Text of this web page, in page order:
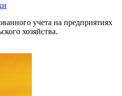
учета на предприятиях
хозяйства.